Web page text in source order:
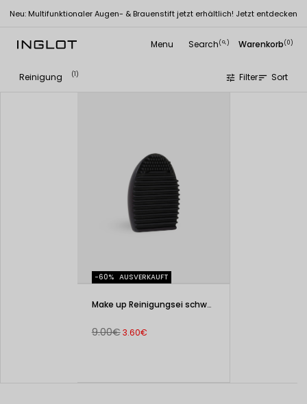
Neu: Multifunktionaler Augen- & Brauenstift jetzt erhältlich! Jetzt entdecken
Menu Search(
search ) Warenkorb(0)
Reinigung (1) tune Filtersort Sort
-60% AUSVERKAUFT
Make up Reinigungsei schwarz
9.00€3.60€